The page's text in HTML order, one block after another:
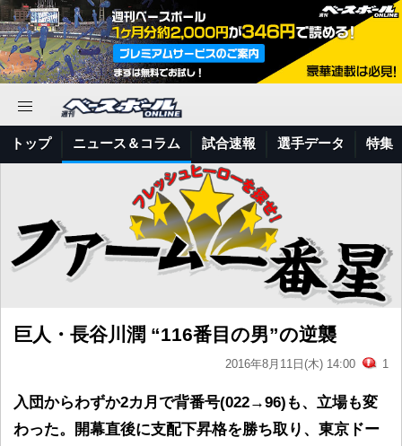
トップ ニュース＆コラム 試合速報 選手データ 特集
巨人・長谷川潤 “116番目の男”の逆襲
2016年8月11日(木) 14:00 1
入団からわずか2カ月で背番号(022→96)も、立場も変
わった。開幕直後に支配下昇格を勝ち取り、東京ドー